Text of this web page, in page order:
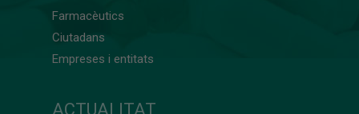
Farmacèutics
Ciutadans
Empreses i entitats
ACTUALITAT